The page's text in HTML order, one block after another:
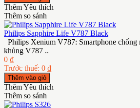
Thêm Yêu thích
Thêm so sánh
Philips Sapphire Life V787 Black
Philips Xenium V787: Smartphone chống
khủng V787 ..
0 ₫
Trước thuế: 0 ₫
Thêm Yêu thích
Thêm so sánh